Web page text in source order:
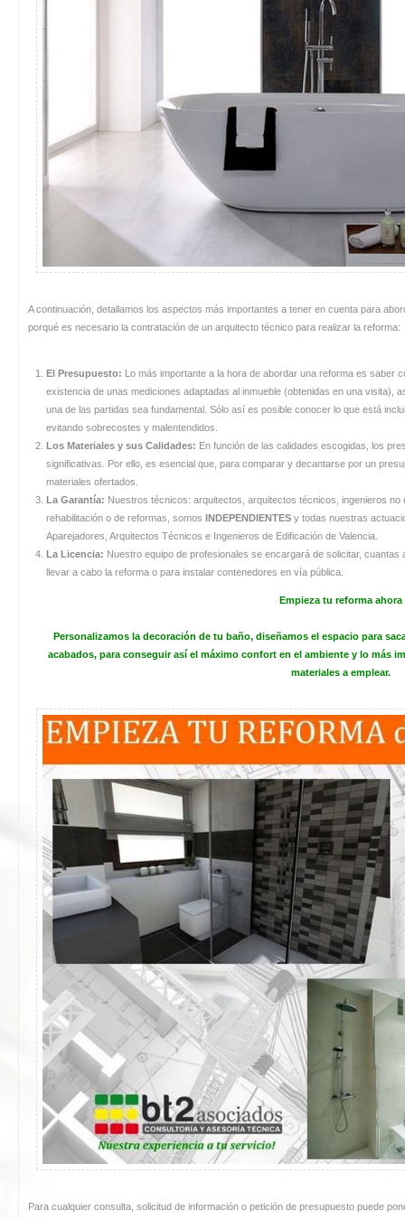
A continuación, detallamos los aspectos más importantes a tener en cuenta para
porqué es necesario la contratación de un arquitecto técnico para realizar la reforma:
El Presupuesto: Lo más importante a la hora de abordar una reforma es saber
existencia de unas mediciones adaptadas al inmueble (obtenidas en una visita),
una de las partidas sea fundamental. Sólo así es posible conocer lo que está
evitando sobrecostes y malentendidos.
Los Materiales y sus Calidades: En función de las calidades escogidas, los
significativas. Por ello, es esencial que, para comparar y decantarse por un
materiales ofertados.
La Garantía: Nuestros técnicos: arquitectos, arquitectos técnicos, ingenieros
rehabilitación o de reformas, somos INDEPENDIENTES y todas nuestras
Aparejadores, Arquitectos Técnicos e Ingenieros de Edificación de Valencia.
La Licencia: Nuestro equipo de profesionales se encargará de solicitar,
llevar a cabo la reforma o para instalar contenedores en vía pública.
Empieza tu reforma ahora
Personalizamos la decoración de tu baño, diseñamos el espacio para
acabados, para conseguir así el máximo confort en el ambiente y lo más
materiales a emplear.
Para cualquier consulta, solicitud de información o petición de presupuesto puede